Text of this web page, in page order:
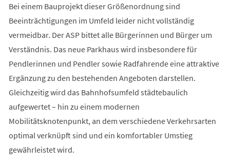
neuen
Tab)
Bei einem Bauprojekt dieser Größenordnung sind
Beeinträchtigungen im Umfeld leider nicht vollständig
vermeidbar. Der ASP bittet alle Bürgerinnen und Bürger um
Verständnis. Das neue Parkhaus wird insbesondere für
Pendlerinnen und Pendler sowie Radfahrende eine attraktive
Ergänzung zu den bestehenden Angeboten darstellen.
Gleichzeitig wird das Bahnhofsumfeld städtebaulich
aufgewertet – hin zu einem modernen
Mobilitätsknotenpunkt, an dem verschiedene Verkehrsarten
optimal verknüpft sind und ein komfortabler Umstieg
gewährleistet wird.